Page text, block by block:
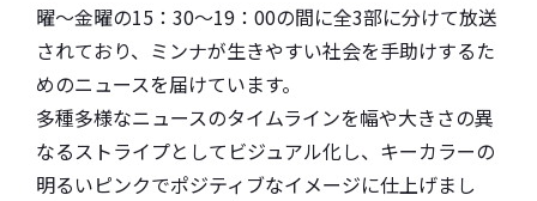
曜〜金曜の15：30〜19：00の間に全3部に分けて放送
されており、ミンナが生きやすい社会を手助けするた
めのニュースを届けています。
多種多様なニュースのタイムラインを幅や大きさの異
なるストライプとしてビジュアル化し、キーカラーの
明るいピンクでポジティブなイメージに仕上げまし